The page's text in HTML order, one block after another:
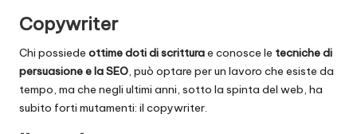
Copywriter
Chi possiede ottime doti di scritturae conosce le tecniche di
persuasione e la SEO, può optare per un lavoro che esiste da
tempo, ma che negli ultimi anni, sotto la spinta del web, ha
subito forti mutamenti: il copywriter.